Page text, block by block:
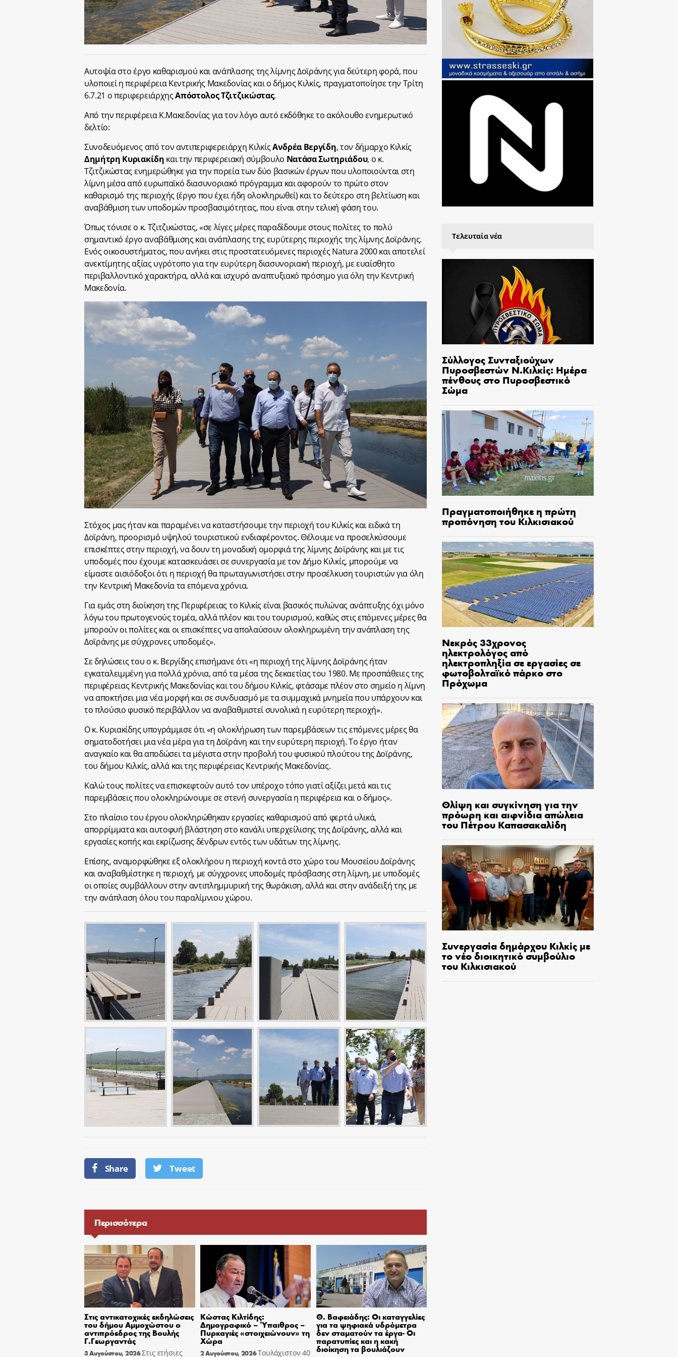
Αυτοψία στο έργο καθαρισμού και ανάπλασης της λίμνης Δοϊράνης για δεύτερη φορά, που
υλοποιεί η περιφέρεια Κεντρικής Μακεδονίας και ο δήμος Κιλκίς, πραγματοποίησε την Τρίτη
6.7.21 ο περιφερειάρχηςΑπόστολος Τζιτζικώστας.
Από την περιφέρεια Κ.Μακεδονίας για τον λόγο αυτό εκδόθηκε το ακόλουθο ενημερωτικό
δελτίο:
Συνοδευόμενος από τον αντιπεριφερειάρχη ΚιλκίςΑνδρέα Βεργίδη, τον δήμαρχο Κιλκίς
Δημήτρη Κυριακίδη και την περιφερειακή σύμβουλο Νατάσα Σωτηριάδου, ο κ.
Τζιτζικώστας ενημερώθηκε για την πορεία των δύο βασικών έργων που υλοποιούνται στη
λίμνη μέσα από ευρωπαϊκό διασυνοριακό πρόγραμμα και αφορούν το πρώτο στον
καθαρισμό της περιοχής (έργο που έχει ήδη ολοκληρωθεί) και το δεύτερο στη βελτίωση και
αναβάθμιση των υποδομών προσβασιμότητας, που είναι στην τελική φάση του.
Όπως τόνισε ο κ. Τζιτζικώστας, «σε λίγες μέρες παραδίδουμε στους πολίτες το πολύ
σημαντικό έργο αναβάθμισης και ανάπλασης της ευρύτερης περιοχής της λίμνης Δοϊράνης.
Ενός οικοσυστήματος, που ανήκει στις προστατευόμενες περιοχές Natura 2000 και αποτελεί
ανεκτίμητης αξίας υγρότοπο για την ευρύτερη διασυνοριακή περιοχή, με ευαίσθητο
περιβαλλοντικό χαρακτήρα, αλλά και ισχυρό αναπτυξιακό πρόσημο για όλη την Κεντρική
Μακεδονία.
Στόχος μας ήταν και παραμένει να καταστήσουμε την περιοχή του Κιλκίς και ειδικά τη
Δοϊράνη, προορισμό υψηλού τουριστικού ενδιαφέροντος. Θέλουμε να προσελκύσουμε
επισκέπτες στην περιοχή, να δουν τη μοναδική ομορφιά της λίμνης Δοϊράνης και με τις
υποδομές που έχουμε κατασκευάσει σε συνεργασία με τον Δήμο Κιλκίς, μπορούμε να
είμαστε αισιόδοξοι ότι η περιοχή θα πρωταγωνιστήσει στην προσέλκυση τουριστών για όλη
την Κεντρική Μακεδονία τα επόμενα χρόνια.
Για εμάς στη διοίκηση της Περιφέρειας το Κιλκίς είναι βασικός πυλώνας ανάπτυξης όχι μόνο
λόγω του πρωτογενούς τομέα, αλλά πλέον και του τουρισμού, καθώς στις επόμενες μέρες θα
μπορούν οι πολίτες και οι επισκέπτες να απολαύσουν ολοκληρωμένη την ανάπλαση της
Δοϊράνης με σύγχρονες υποδομές».
Σε δηλώσεις του ο κ. Βεργίδης επισήμανε ότι «η περιοχή της λίμνης Δοϊράνης ήταν
εγκαταλειμμένη για πολλά χρόνια, από τα μέσα της δεκαετίας του 1980. Με προσπάθειες της
περιφέρειας Κεντρικής Μακεδονίας και του δήμου Κιλκίς, φτάσαμε πλέον στο σημείο η λίμνη
να αποκτήσει μια νέα μορφή και σε συνδυασμό με τα συμμαχικά μνημεία που υπάρχουν και
το πλούσιο φυσικό περιβάλλον να αναβαθμιστεί συνολικά η ευρύτερη περιοχή».
Ο κ. Κυριακίδης υπογράμμισε ότι «η ολοκλήρωση των παρεμβάσεων τις επόμενες μέρες θα
σηματοδοτήσει μια νέα μέρα για τη Δοϊράνη και την ευρύτερη περιοχή. Το έργο ήταν
αναγκαίο και θα αποδώσει τα μέγιστα στην προβολή του φυσικού πλούτου της Δοϊράνης,
του δήμου Κιλκίς, αλλά και της περιφέρειας Κεντρικής Μακεδονίας.
Καλώ τους πολίτες να επισκεφτούν αυτό τον υπέροχο τόπο γιατί αξίζει μετά και τις
παρεμβάσεις που ολοκληρώνουμε σε στενή συνεργασία η περιφέρεια και ο δήμος».
Στο πλαίσιο του έργου ολοκληρώθηκαν εργασίες καθαρισμού από φερτά υλικά,
απορρίμματα και αυτοφυή βλάστηση στο κανάλι υπερχείλισης της Δοϊράνης, αλλά και
εργασίες κοπής και εκρίζωσης δένδρων εντός των υδάτων της λίμνης.
Επίσης, αναμορφώθηκε εξ ολοκλήρου η περιοχή κοντά στο χώρο του Μουσείου Δοϊράνης
και αναβαθμίστηκε η περιοχή, με σύγχρονες υποδομές πρόσβασης στη λίμνη, με υποδομές
οι οποίες συμβάλλουν στην αντιπλημμυρική της θωράκιση, αλλά και στην ανάδειξή της με
την ανάπλαση όλου του παραλίμνιου χώρου.
Share Tweet
Περισσότερα
Στις αντικατοχικές εκδηλώσεις
του δήμου Αμμοχώστου ο
αντιπρόεδρος της Βουλής
Γ.Γεωργαντάς
3 Αυγούστου, 2026Στις ετήσιες
Κώστας Κιλτίδης:
Δημογραφικό – Ύπαιθρος –
Πυρκαγιές «στοιχειώνουν» τη
Χώρα
2 Αυγούστου, 2026Τουλάχιστον 40
Θ. Βαφειάδης: Οι καταγγελίες
για τα ψηφιακά υδρόμετρα
δεν σταματούν τα έργα- Οι
παρατυπίες και η κακή
διοίκηση τα βουλιάζουν
Τελευταία νέα
Σύλλογος Συνταξιούχων
Πυροσβεστών Ν.Κιλκίς: Ημέρα
πένθους στο Πυροσβεστικό
Σώμα
Πραγματοποιήθηκε η πρώτη
προπόνηση του Κιλκισιακού
Νεκρός 33χρονος
ηλεκτρολόγος από
ηλεκτροπληξία σε εργασίες σε
φωτοβολταϊκό πάρκο στο
Πρόχωμα
Θλίψη και συγκίνηση για την
πρόωρη και αιφνίδια απώλεια
του Πέτρου Καπασακαλίδη
Συνεργασία δημάρχου Κιλκίς με
το νέο διοικητικό συμβούλιο
του Κιλκισιακού